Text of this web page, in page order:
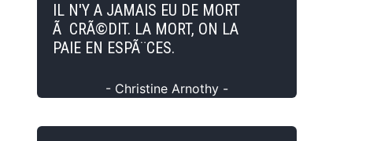
IL N'Y A JAMAIS EU DE MORT
Ã CRÃ©DIT. LA MORT, ON LA
PAIE EN ESPÃ¨CES.
- Christine Arnothy -